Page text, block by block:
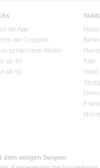
die App
die Gruppen
schlechtem Wetter
ab 40
ab 50
Berlin
Köln
Wien
dem ewigen Swipen